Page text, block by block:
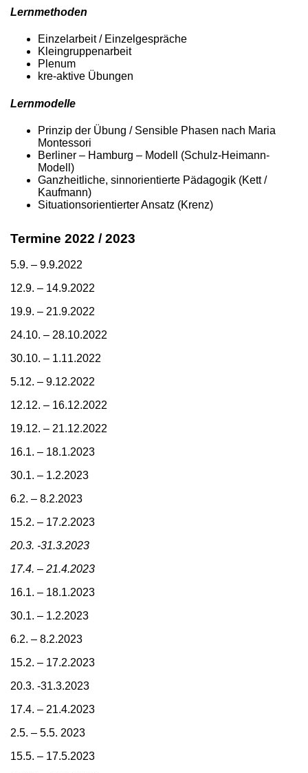
Lernmethoden
Einzelarbeit / Einzelgespräche
Kleingruppenarbeit
Plenum
kre-aktive Übungen
Lernmodelle
Prinzip der Übung / Sensible Phasen nach Maria
Montessori
Berliner – Hamburg – Modell (Schulz-Heimann-
Modell)
Ganzheitliche, sinnorientierte Pädagogik (Kett /
Kaufmann)
Situationsorientierter Ansatz (Krenz)
Termine 2022 / 2023
5.9. – 9.9.2022
12.9. – 14.9.2022
19.9. – 21.9.2022
24.10. – 28.10.2022
30.10. – 1.11.2022
5.12. – 9.12.2022
12.12. – 16.12.2022
19.12. – 21.12.2022
16.1. – 18.1.2023
30.1. – 1.2.2023
6.2. – 8.2.2023
15.2. – 17.2.2023
20.3. -31.3.2023
17.4. – 21.4.2023
16.1. – 18.1.2023
30.1. – 1.2.2023
6.2. – 8.2.2023
15.2. – 17.2.2023
20.3. -31.3.2023
17.4. – 21.4.2023
2.5. – 5.5. 2023
15.5. – 17.5.2023